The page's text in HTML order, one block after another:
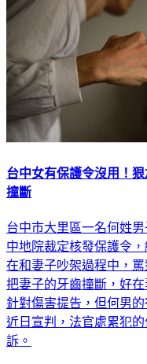
台中女有保護令沒用！
撞斷
台中市大里區一名何姓
中地院裁定核發保護令
在和妻子吵架過程中，
把妻子的牙齒撞斷，好
針對傷害提告，但何男
近日宣判，法官處累犯
訴。